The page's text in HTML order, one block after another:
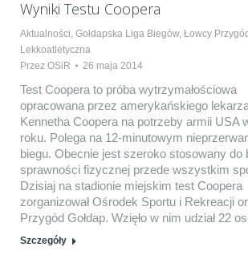
Wyniki Testu Coopera
Aktualności, Gołdapska Liga Biegów, Łowcy Przygód
Lekkoatletyczna
Przez OSiR 26 maja 2014
Test Coopera to próba wytrzymałościowa
opracowana przez amerykańskiego
Kennetha Coopera na potrzeby armii USA
roku. Polega na 12-minutowym
biegu. Obecnie jest szeroko stosowany do
sprawności fizycznej przede wszystkim
Dzisiaj na stadionie miejskim test Coopera
zorganizował Ośrodek Sportu i Rekreacji
Przygód Gołdap. Wzięło w nim udział 22
Szczegóły